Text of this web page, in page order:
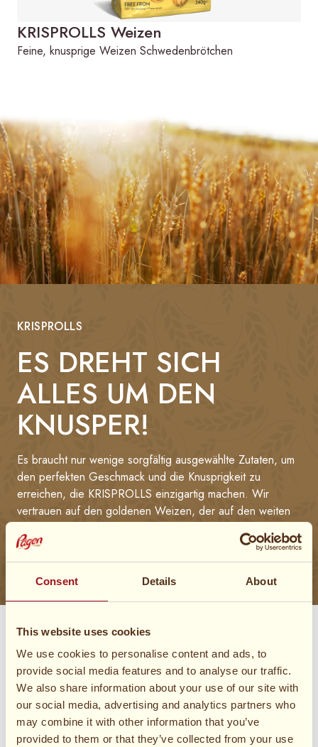
Consent Details About
This website uses cookies
We use cookies to personalise content and ads, to
provide social media features and to analyse our traffic.
We also share information about your use of our site with
our social media, advertising and analytics partners who
may combine it with other information that you’ve
provided to them or that they’ve collected from your use
KRISPROLLS Weizen
Feine, knusprige Weizen Schwedenbrötchen
KRISPROLLS
ES DREHT SICH
ALLES UM DEN
KNUSPER!
Es braucht nur wenige sorgfältig ausgewählte Zutaten, um
den perfekten Geschmack und die Knusprigkeit zu
erreichen, die KRISPROLLS einzigartig machen. Wir
vertrauen auf den goldenen Weizen, der auf den weiten
Knusprigkeit in KRISPROLLS zu bringen.